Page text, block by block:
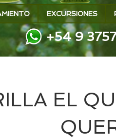
EXCURSIONES
+54 9
EL